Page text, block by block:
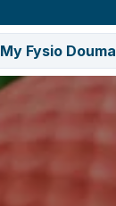
My Fysio Douma